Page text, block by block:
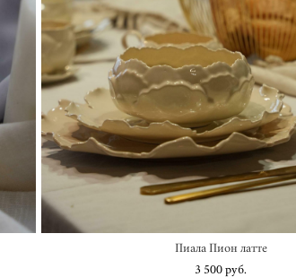
Пиала Пион латте
3 500 pуб.